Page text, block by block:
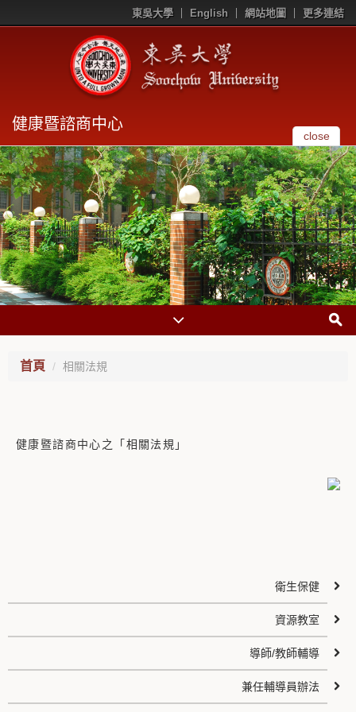
東吳大學 English 網站地圖 更多連結
健康暨諮商中心
close
首頁 相關法規
健康暨諮商中心之「相關法規」
衛生保健
資源教室
導師/教師輔導
兼任輔導員辦法